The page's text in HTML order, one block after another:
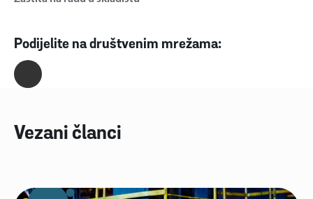
Podijelite na društvenim mrežama:
Vezani članci